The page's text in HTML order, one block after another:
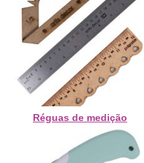
Réguas de medição